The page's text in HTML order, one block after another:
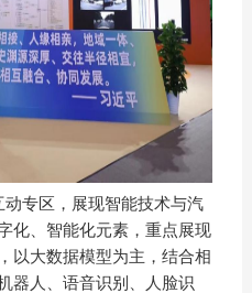
专区，展现智能技术与汽
化、智能化元素，重点展现
以大数据模型为主，结合相
器人、语音识别、人脸识